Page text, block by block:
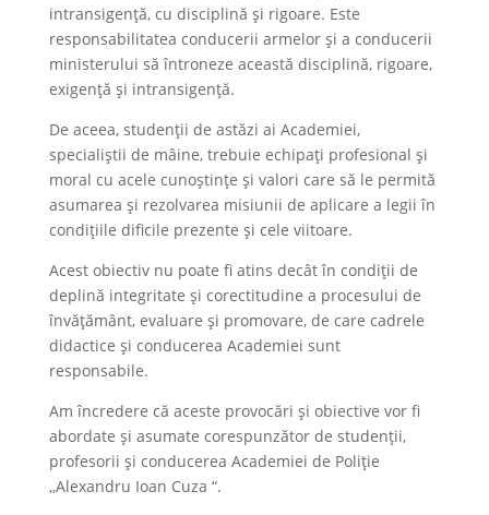
intransigență, cu disciplină și rigoare. Este
responsabilitatea conducerii armelor și a conducerii
ministerului să întroneze această disciplină, rigoare,
exigență și intransigență.
De aceea, studenții de astăzi ai Academiei,
specialiștii de mâine, trebuie echipați profesional și
moral cu acele cunoștințe și valori care să le permită
asumarea și rezolvarea misiunii de aplicare a legii în
condițiile dificile prezente și cele viitoare.
Acest obiectiv nu poate fi atins decât în condiții de
deplină integritate și corectitudine a procesului de
învățământ, evaluare și promovare, de care cadrele
didactice și conducerea Academiei sunt
responsabile.
Am încredere că aceste provocări și obiective vor fi
abordate și asumate corespunzător de studenții,
profesorii și conducerea Academiei de Poliție
,,Alexandru Ioan Cuza “.